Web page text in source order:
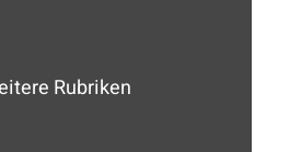
Rubriken